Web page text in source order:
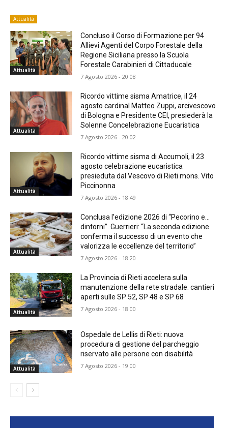
Attualità
Attualità
Concluso il Corso di Formazione per 94
Allievi Agenti del Corpo Forestale della
Regione Siciliana presso la Scuola
Forestale Carabinieri di Cittaducale
7 Agosto 2026 - 20:08
Attualità
Ricordo vittime sisma Amatrice, il 24
agosto cardinal Matteo Zuppi, arcivescovo
di Bologna e Presidente CEI, presiederà la
Solenne Concelebrazione Eucaristica
7 Agosto 2026 - 20:02
Attualità
Ricordo vittime sisma di Accumoli, il 23
agosto celebrazione eucaristica
presieduta dal Vescovo di Rieti mons. Vito
Piccinonna
7 Agosto 2026 - 18:49
Attualità
Conclusa l’edizione 2026 di “Pecorino e…
dintorni”. Guerrieri: “La seconda edizione
conferma il successo di un evento che
valorizza le eccellenze del territorio”
7 Agosto 2026 - 18:20
Attualità
La Provincia di Rieti accelera sulla
manutenzione della rete stradale: cantieri
aperti sulle SP 52, SP 48 e SP 68
7 Agosto 2026 - 18:00
Attualità
Ospedale de Lellis di Rieti: nuova
procedura di gestione del parcheggio
riservato alle persone con disabilità
7 Agosto 2026 - 19:00